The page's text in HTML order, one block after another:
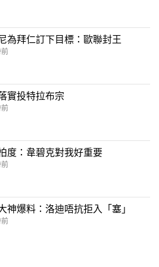
為拜仁訂下目標：歐聯封王
實投特拉布宗
度：韋碧克對我好重要
神爆料：洛迪唔抗拒入「塞」